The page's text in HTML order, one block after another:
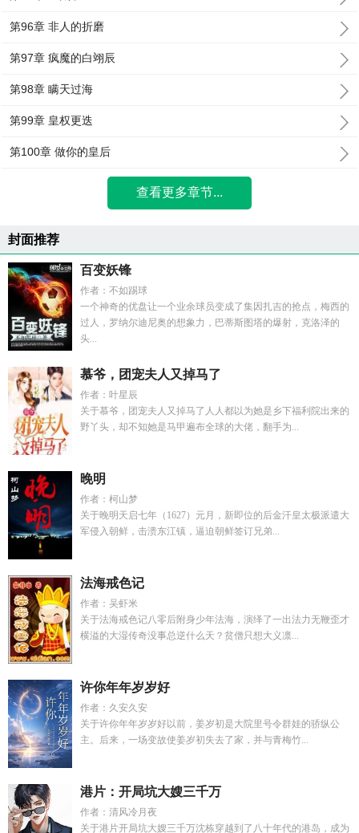
第96章 非人的折磨
第97章 疯魔的白翊辰
第98章 瞒天过海
第99章 皇权更迭
第100章 做你的皇后
查看更多章节...
封面推荐
百变妖锋
作者：不如踢球
一个神奇的优盘让一个业余球员变成了集因扎吉的抢点，梅西的
过人，罗纳尔迪尼奥的想象力，巴蒂斯图塔的爆射，克洛泽的
头...
慕爷，团宠夫人又掉马了
作者：叶星辰
关于慕爷，团宠夫人又掉马了人人都以为她是乡下福利院出来的
野丫头，却不知她是马甲遍布全球的大佬，翻手为...
晚明
作者：柯山梦
关于晚明天启七年（1627）元月，新即位的后金汗皇太极派遣大
军侵入朝鲜，击溃东江镇，逼迫朝鲜签订兄弟...
法海戒色记
作者：吴虾米
关于法海戒色记八零后附身少年法海，演绎了一出法力无鞭歪才
横溢的大湿传奇没事总逆什么天？贫僧只想大义凛...
许你年年岁岁好
作者：久安久安
关于许你年年岁岁好以前，姜岁初是大院里号令群娃的骄纵公
主。后来，一场变故使姜岁初失去了家，并与青梅竹...
港片：开局坑大嫂三千万
作者：清风冷月夜
关于港片开局坑大嫂三千万沈栋穿越到了八十年代的港岛，成为